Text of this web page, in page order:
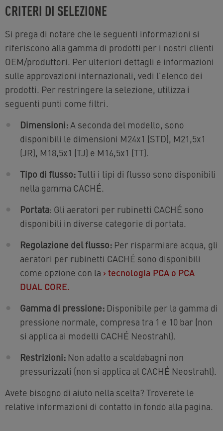
CRITERI DI SELEZIONE
Si prega di notare che le seguenti informazioni si
riferiscono alla gamma di prodotti per i nostri clienti
OEM/produttori. Per ulteriori dettagli e informazioni
sulle approvazioni internazionali, vedi l'elenco dei
prodotti. Per restringere la selezione, utilizza i
seguenti punti come filtri.
Dimensioni:A seconda del modello, sono
disponibili le dimensioni M24x1 (STD), M21,5x1
(JR), M18,5x1 (TJ) e M16,5x1 (TT).
Tipo di flusso:Tutti i tipi di flusso sono disponibili
nella gamma CACHÉ.
Portata: Gli aeratori per rubinetti CACHÉ sono
disponibili in diverse categorie di portata.
Regolazione del flusso: Per risparmiare acqua, gli
aeratori per rubinetti CACHÉ sono disponibili
come opzione con la › tecnologia PCA o PCA
DUAL CORE.
Gamma di pressione: Disponibile per la gamma di
pressione normale, compresa tra 1 e 10 bar (non
si applica ai modelli CACHÉ Neostrahl).
Restrizioni: Non adatto a scaldabagni non
pressurizzati (non si applica al CACHÉ Neostrahl).
Avete bisogno di aiuto nella scelta? Troverete le
relative informazioni di contatto in fondo alla pagina.